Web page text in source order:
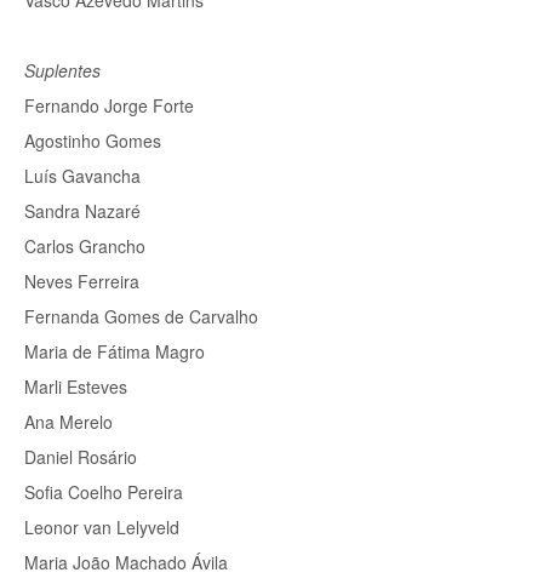
Suplentes
Fernando Jorge Forte
Agostinho Gomes
Luís Gavancha
Sandra Nazaré
Carlos Grancho
Neves Ferreira
Fernanda Gomes de Carvalho
Maria de Fátima Magro
Marli Esteves
Ana Merelo
Daniel Rosário
Sofia Coelho Pereira
Leonor van Lelyveld
Maria João Machado Ávila